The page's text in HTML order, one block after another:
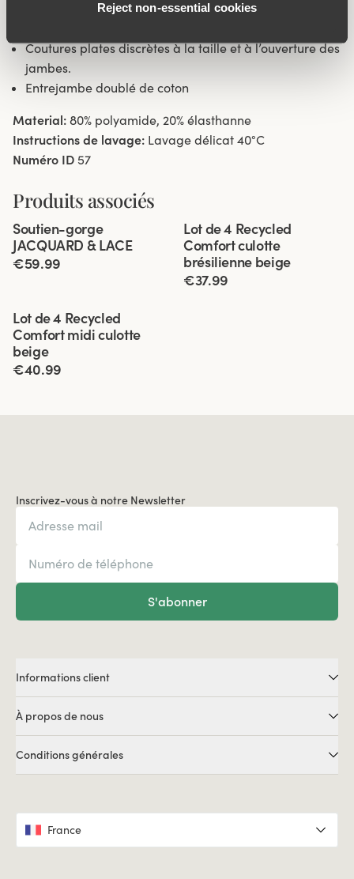
Reject non‑essential cookies
Style lisse minimaliste.
Coutures plates discrètes à la taille et à l’ouverture des
jambes.
Entrejambe doublé de coton
Material: 80% polyamide, 20% élasthanne
Instructions de lavage: Lavage délicat 40°C
Numéro ID 57
Produits associés
Viewing image 1 of 5
Soutien-gorge
JACQUARD & LACE
€59.99
Viewing image 1 of 3
Lot de 4 Recycled
Comfort culotte
brésilienne beige
€37.99
Viewing image 1 of 3
Lot de 4 Recycled
Comfort midi culotte
beige
€40.99
Inscrivez-vous à notre Newsletter
S'abonner
Informations client
À propos de nous
Conditions générales
France